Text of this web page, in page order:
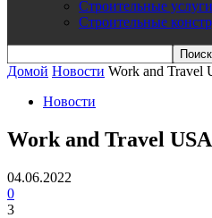
Строительные услуги
Строительные
Домой Новости Work and Travel
Новости
Work and Travel
04.06.2022
0
3